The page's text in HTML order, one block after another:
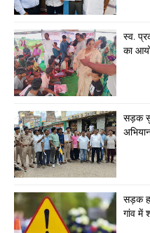
स्व.
का
सड़क
सड़क
गांव में